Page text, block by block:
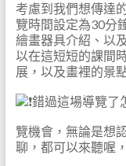
考慮到我們想傳達
覽時間設定為30分
繪畫器具介紹、以
以在這短短的課間
展，以及畫裡的景
錯過這場導覽了
覽機會，無論是想
聊，都可以來聽喔